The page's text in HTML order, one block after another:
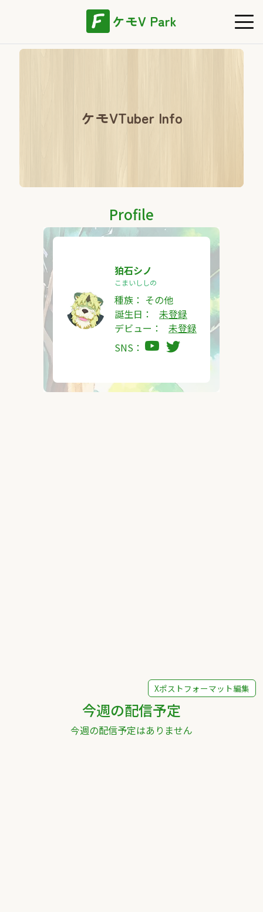
ケモV Park
ケモVTuber Info
Profile
狛石シノ
こまいししの
種族： その他
誕生日：
未登録
デビュー：
未登録
SNS：
Xポストフォーマット編集
今週の配信予定
今週の配信予定はありません